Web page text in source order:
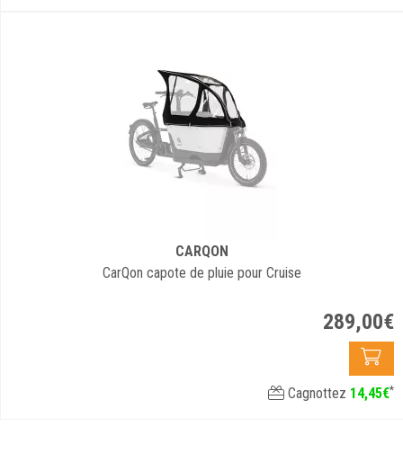
CARQON
CarQon capote de pluie pour Cruise
289,00€
Cagnottez 14,45€*